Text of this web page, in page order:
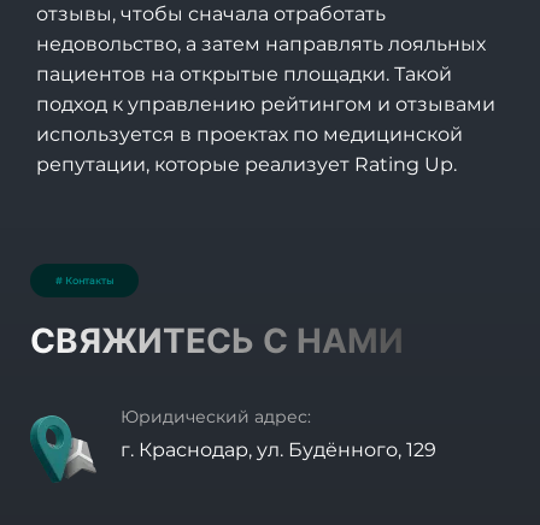
отзывы, чтобы сначала отработать
недовольство, а затем направлять лояльных
пациентов на открытые площадки. Такой
подход к управлению рейтингом и отзывами
используется в проектах по медицинской
репутации, которые реализует Rating Up.
# Контакты
СВЯЖИТЕСЬ С НАМИ
Юридический адрес:
г. Краснодар, ул. Будённого, 129